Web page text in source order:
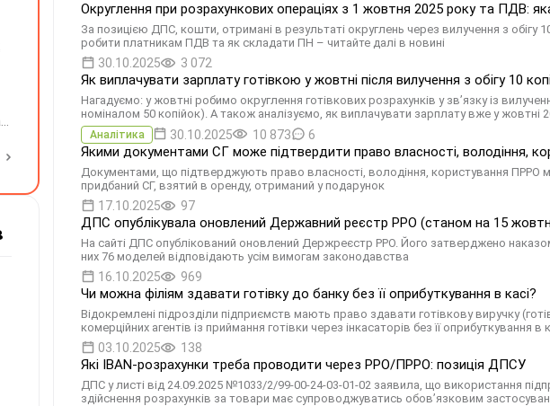
Округлення при розрахункових операціях з 1 жовтня 2025 року та ПДВ:
За позицією ДПС, кошти, отримані в результаті округлень через вилучення з
робити платникам ПДВ та як складати ПН – читайте далі в новині
30.10.2025 3 072
Як виплачувати зарплату готівкою у жовтні після вилучення з обігу 10
Нагадуємо: у жовтні робимо округлення готівкових розрахунків у зв’язку із
номіналом 50 копійок). А також аналізуємо, як виплачувати зарплату вже у жовтні
Аналітика 30.10.2025 10 873 6
Якими документами СГ може підтвердити право власності, володіння,
Документами, що підтверджують право власності, володіння, користування ПРРО
придбаний СГ, взятий в оренду, отриманий у подарунок
17.10.2025 97
ДПС опублікувала оновлений Державний реєстр РРО (станом на 15
На сайті ДПС опублікований оновлений Держреєстр РРО. Його затверджено
них 76 моделей відповідають усім вимогам законодавства
16.10.2025 969
Чи можна філіям здавати готівку до банку без її оприбуткування в касі?
Відокремлені підрозділи підприємств мають право здавати готівкову виручку
комерційних агентів із приймання готівки через інкасаторів без її оприбуткування в
03.10.2025 138
Які IBAN-розрахунки треба проводити через РРО/ПРРО: позиція ДПСУ
ДПС у листі від 24.09.2025 №1033/2/99-00-24-03-01-02 заявила, що використання
здійснення розрахунків за товари має супроводжуватись обов’язковим